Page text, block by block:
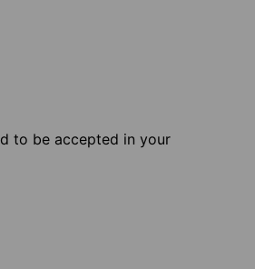
to be accepted in your